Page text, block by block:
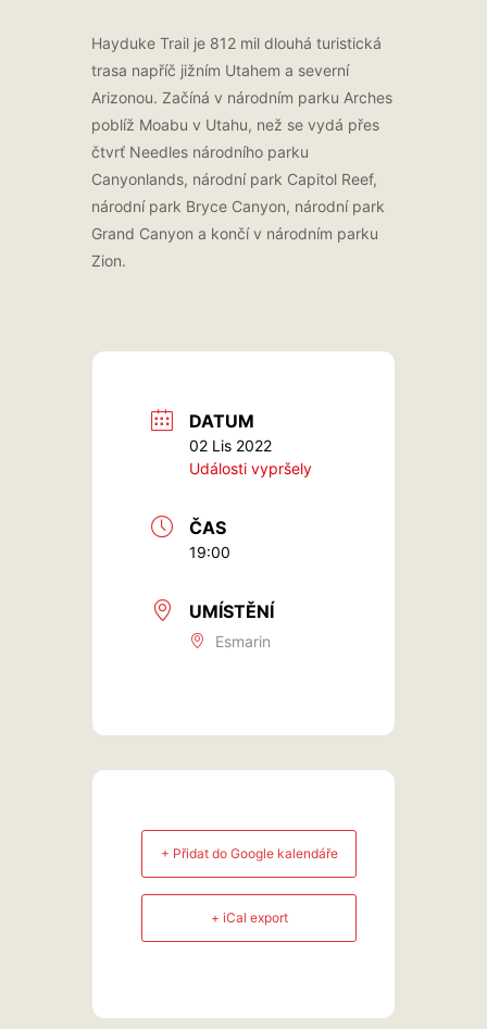
Hayduke Trail je 812 mil dlouhá turistická
trasa napříč jižním Utahem a severní
Arizonou. Začíná v národním parku Arches
poblíž Moabu v Utahu, než se vydá přes
čtvrť Needles národního parku
Canyonlands, národní park Capitol Reef,
národní park Bryce Canyon, národní park
Grand Canyon a končí v národním parku
Zion.
DATUM
02 Lis 2022
Události vypršely
ČAS
19:00
UMÍSTĚNÍ
Esmarin
+ Přidat do Google kalendáře
+ iCal export